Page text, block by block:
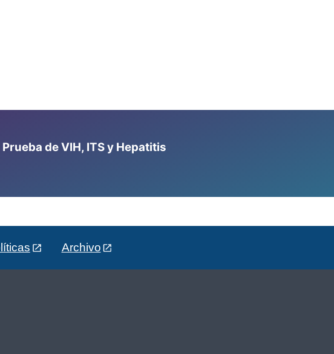
de VIH, ITS y Hepatitis
Archivo